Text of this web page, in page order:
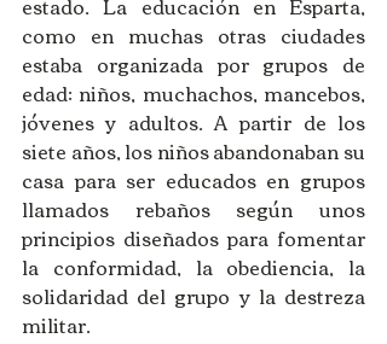
como en muchas otras ciudades
estaba organizada por grupos de
edad: niños, muchachos, mancebos,
jóvenes y adultos. A partir de los
siete años, los niños abandonaban su
casa para ser educados en grupos
llamados rebaños según unos
principios diseñados para fomentar
la conformidad, la obediencia, la
solidaridad del grupo y la destreza
militar.